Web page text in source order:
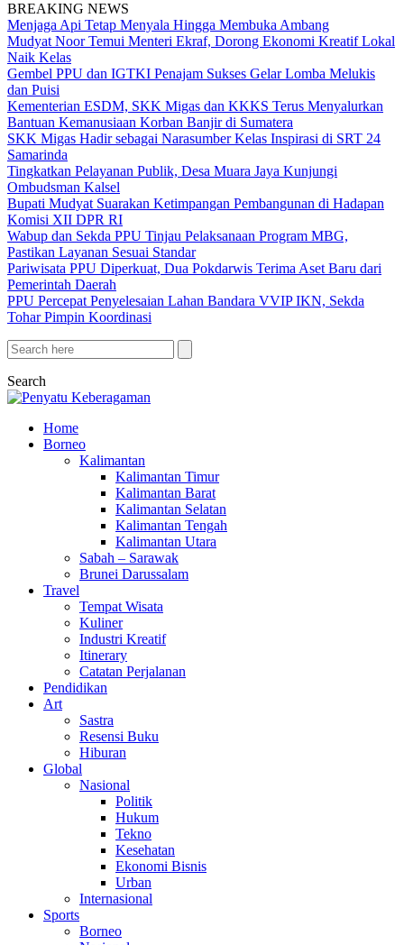
BREAKING NEWS
Menjaga Api Tetap Menyala Hingga Membuka Ambang
Mudyat Noor Temui Menteri Ekraf, Dorong Ekonomi Kreatif Lokal
Naik Kelas
Gembel PPU dan IGTKI Penajam Sukses Gelar Lomba Melukis
dan Puisi
Kementerian ESDM, SKK Migas dan KKKS Terus Menyalurkan
Bantuan Kemanusiaan Korban Banjir di Sumatera
SKK Migas Hadir sebagai Narasumber Kelas Inspirasi di SRT 24
Samarinda
Tingkatkan Pelayanan Publik, Desa Muara Jaya Kunjungi
Ombudsman Kalsel
Bupati Mudyat Suarakan Ketimpangan Pembangunan di Hadapan
Komisi XII DPR RI
Wabup dan Sekda PPU Tinjau Pelaksanaan Program MBG,
Pastikan Layanan Sesuai Standar
Pariwisata PPU Diperkuat, Dua Pokdarwis Terima Aset Baru dari
Pemerintah Daerah
PPU Percepat Penyelesaian Lahan Bandara VVIP IKN, Sekda
Tohar Pimpin Koordinasi
Search
Home
Borneo
Kalimantan
Kalimantan Timur
Kalimantan Barat
Kalimantan Selatan
Kalimantan Tengah
Kalimantan Utara
Sabah – Sarawak
Brunei Darussalam
Travel
Tempat Wisata
Kuliner
Industri Kreatif
Itinerary
Catatan Perjalanan
Pendidikan
Art
Sastra
Resensi Buku
Hiburan
Global
Nasional
Politik
Hukum
Tekno
Kesehatan
Ekonomi Bisnis
Urban
Internasional
Sports
Borneo